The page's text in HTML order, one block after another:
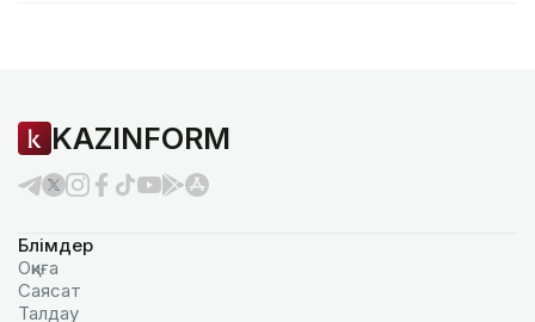
KAZINFORM
Бөлімдер
Оқиға
Саясат
Талдау